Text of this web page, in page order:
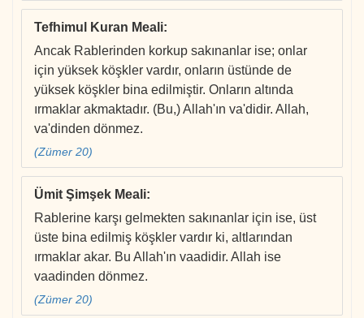
Tefhimul Kuran Meali:
Ancak Rablerinden korkup sakınanlar ise; onlar
için yüksek köşkler vardır, onların üstünde de
yüksek köşkler bina edilmiştir. Onların altında
ırmaklar akmaktadır. (Bu,) Allah'ın va'didir. Allah,
va'dinden dönmez.
(Zümer 20)
Ümit Şimşek Meali:
Rablerine karşı gelmekten sakınanlar için ise, üst
üste bina edilmiş köşkler vardır ki, altlarından
ırmaklar akar. Bu Allah'ın vaadidir. Allah ise
vaadinden dönmez.
(Zümer 20)